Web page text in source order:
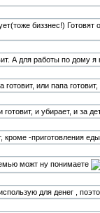
биззнес!)
А для работы по дому
или папа
и убирает, и за
кроме -приготовления
можт ну понимаете
для денег ,